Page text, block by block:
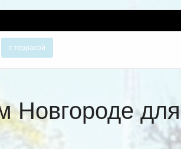
с террасой
Новгороде для